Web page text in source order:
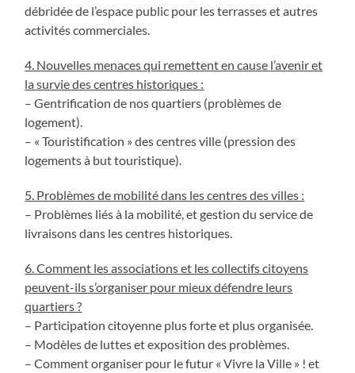
débridée de l’espace public pour les terrasses et autres
activités commerciales.
4. Nouvelles menaces qui remettent en cause l’avenir et
la survie des centres historiques :
– Gentrification de nos quartiers (problèmes de
logement).
– « Touristification » des centres ville (pression des
logements à but touristique).
5. Problèmes de mobilité dans les centres des villes :
– Problèmes liés à la mobilité, et gestion du service de
livraisons dans les centres historiques.
6. Comment les associations et les collectifs citoyens
peuvent-ils s’organiser pour mieux défendre leurs
quartiers ?
– Participation citoyenne plus forte et plus organisée.
– Modèles de luttes et exposition des problèmes.
– Comment organiser pour le futur « Vivre la Ville » ! et